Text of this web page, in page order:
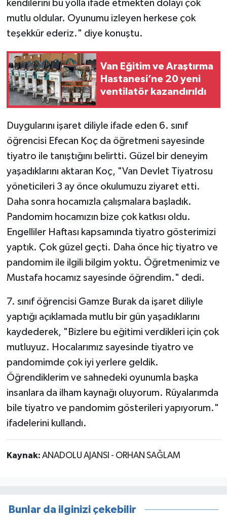
kendilerini bu yolla ifade etmekten dolayı çok
mutlu oldular. Oyunumu izleyen herkese çok
teşekkür ederiz." diye konuştu.
Van Eğitim ve Araştırma
Hastanesi’ne 20 yeni
ventilatör kazandırıldı
Duygularını işaret diliyle ifade eden 6. sınıf
öğrencisi Efecan Koç da öğretmeni sayesinde
tiyatro ile tanıştığını belirtti. Güzel bir deneyim
yaşadıklarını aktaran Koç, "Van Devlet Tiyatrosu
yöneticileri 3 ay önce okulumuzu ziyaret etti.
Daha sonra hocamızla çalışmalara başladık.
Pandomim hocamızın bize çok katkısı oldu.
Engelliler Haftası kapsamında tiyatro gösterimizi
yaptık. Çok güzel geçti. Daha önce hiç tiyatro ve
pandomim ile ilgili bilgim yoktu. Öğretmenimiz ve
Mustafa hocamız sayesinde öğrendim." dedi.
7. sınıf öğrencisi Gamze Burak da işaret diliyle
yaptığı açıklamada mutlu bir gün yaşadıklarını
kaydederek, "Bizlere bu eğitimi verdikleri için çok
mutluyuz. Hocalarımız sayesinde tiyatro ve
pandomimde çok iyi yerlere geldik.
Öğrendiklerim ve sahnedeki oyunumla başka
insanlara da ilham kaynağı oluyorum. Rüyalarımda
bile tiyatro ve pandomim gösterileri yapıyorum."
ifadelerini kullandı.
Kaynak: ANADOLU AJANSI - ORHAN SAĞLAM
Bunlar da ilginizi çekebilir